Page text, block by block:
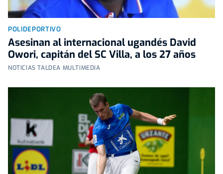
POLIDEPORTIVO
Asesinan al internacional ugandés David
Owori, capitán del SC Villa, a los 27 años
NOTICIAS TALDEA MULTIMEDIA